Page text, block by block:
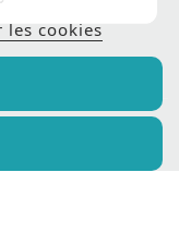
les cookies
de site internet